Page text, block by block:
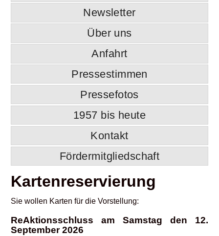
Newsletter
Über uns
Anfahrt
Pressestimmen
Pressefotos
1957 bis heute
Kontakt
Fördermitgliedschaft
Kartenreservierung
Sie wollen Karten für die Vorstellung:
ReAktionsschluss am Samstag den 12.
September 2026